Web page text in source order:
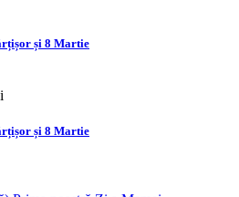
și 8 Martie
și 8 Martie